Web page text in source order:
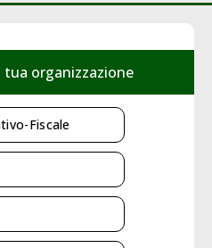
tua organizzazione
Fiscale